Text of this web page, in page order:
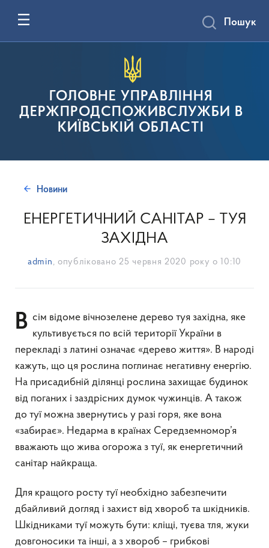
ГОЛОВНЕ УПРАВЛІННЯ
ДЕРЖПРОДСПОЖИВСЛУЖБИ В
КИЇВСЬКІЙ ОБЛАСТІ
Пошук
Новини
ЕНЕРГЕТИЧНИЙ САНІТАР – ТУЯ
ЗАХІДНА
admin , опубліковано 25 червня 2020 року о 10:10
Всім відоме вічнозелене дерево туя західна, яке культивується по всій території України в
перекладі з латині означає «дерево життя». В народі
кажуть, що ця рослина поглинає негативну енергію.
На присадибній ділянці рослина захищає будинок
від поганих і заздрісних думок чужинців. А також
до туї можна звернутись у разі горя, яке вона
«забирає». Недарма в країнах Середземномор’я
вважають що жива огорожа з туї, як енергетичний
санітар найкраща.
Для кращого росту туї необхідно забезпечити
дбайливий догляд і захист від хвороб та шкідників.
Шкідниками туї можуть бути: кліщі, туєва тля, жуки
довгоносики та інші, а з хвороб – грибкові